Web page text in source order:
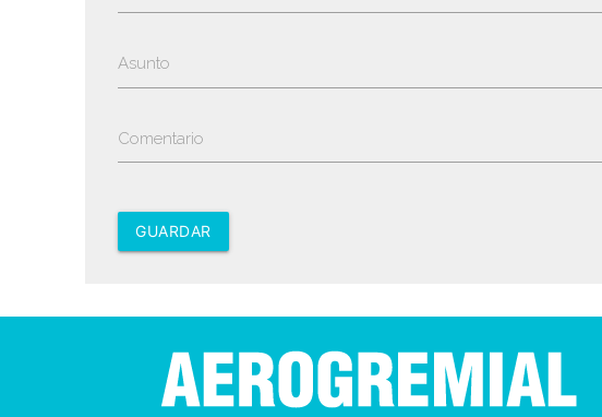
Asunto
Comentario
GUARDAR